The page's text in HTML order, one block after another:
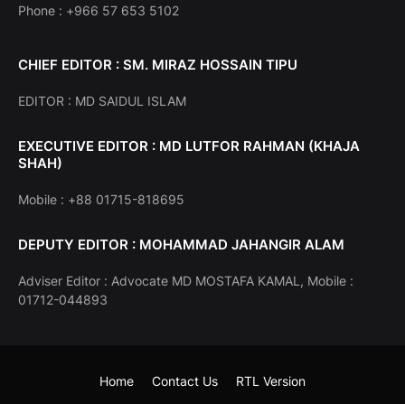
Phone : +966 57 653 5102
CHIEF EDITOR : SM. MIRAZ HOSSAIN TIPU
EDITOR : MD SAIDUL ISLAM
EXECUTIVE EDITOR : MD LUTFOR RAHMAN (KHAJA
SHAH)
Mobile : +88 01715-818695
DEPUTY EDITOR : MOHAMMAD JAHANGIR ALAM
Adviser Editor : Advocate MD MOSTAFA KAMAL, Mobile :
01712-044893
Home Contact Us RTL Version